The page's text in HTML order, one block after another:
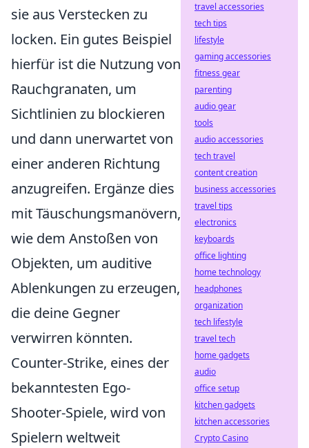
sie aus Verstecken zu
locken. Ein gutes Beispiel
hierfür ist die Nutzung von
Rauchgranaten, um
Sichtlinien zu blockieren
und dann unerwartet von
einer anderen Richtung
anzugreifen. Ergänze dies
mit Täuschungsmanövern,
wie dem Anstoßen von
Objekten, um auditive
Ablenkungen zu erzeugen,
die deine Gegner
verwirren könnten.
Counter-Strike, eines der
bekanntesten Ego-
Shooter-Spiele, wird von
Spielern weltweit
travel accessories
tech tips
lifestyle
gaming accessories
fitness gear
parenting
audio gear
tools
audio accessories
tech travel
content creation
business accessories
travel tips
electronics
keyboards
office lighting
home technology
headphones
organization
tech lifestyle
travel tech
home gadgets
audio
office setup
kitchen gadgets
kitchen accessories
Crypto Casino